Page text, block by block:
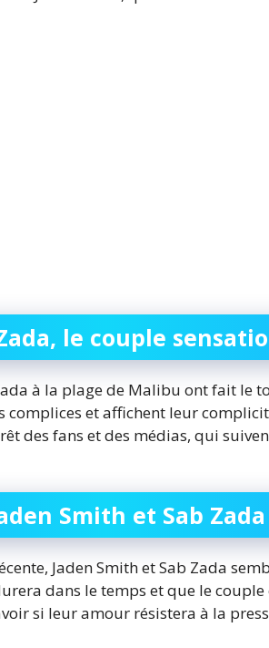
le couple
à la plage de Malibu ont fait le
complices et affichent leur
des fans et des médias, qui
Smith et Sab Zada
Jaden Smith et Sab Zada
dans le temps et que le
si leur amour résistera à la